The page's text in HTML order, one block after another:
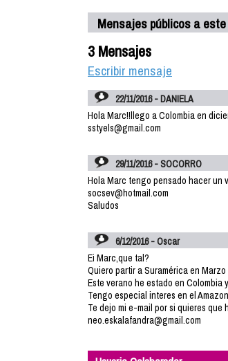
Mensajes públicos a
3 Mensajes
Escribir mensaje
22/11/2016 - DANIELA
Hola Marc!!llego a Colombia en
sstyels@gmail.com
29/11/2016 - SOCORRO
Hola Marc tengo pensado hacer un
socsev@hotmail.com
Saludos
6/12/2016 - Oscar
Ei Marc,que tal?
Quiero partir a Suramérica en
Este verano he estado en Colombia
Tengo especial interes en el
Te dejo mi e-mail por si quieres que
neo.eskalafandra@gmail.com